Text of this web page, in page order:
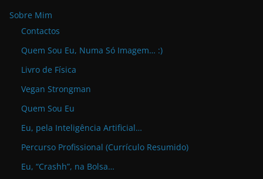
Sobre Mim
Contactos
Quem Sou Eu, Numa Só Imagem… :)
Livro de Física
Vegan Strongman
Quem Sou Eu
Eu, pela Inteligência Artificial…
Percurso Profissional (Currículo Resumido)
Eu, “Crashh”, na Bolsa…